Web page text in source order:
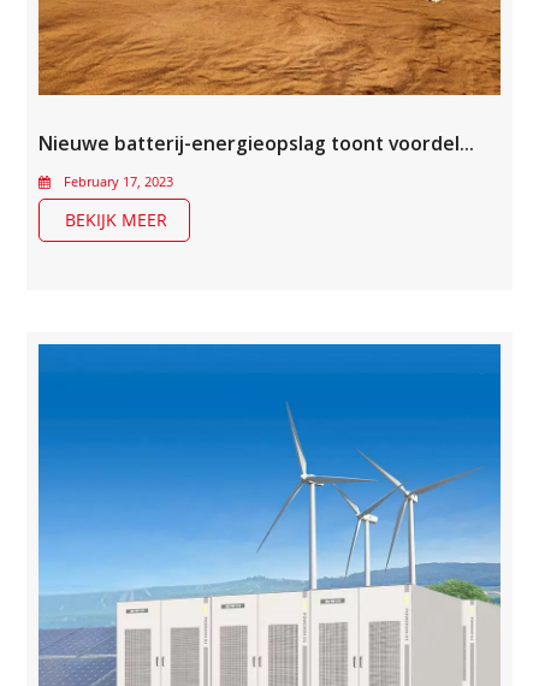
Nieuwe batterij-energieopslag toont voordelen van peak shaving en kostenbesparingen
February 17, 2023
BEKIJK MEER